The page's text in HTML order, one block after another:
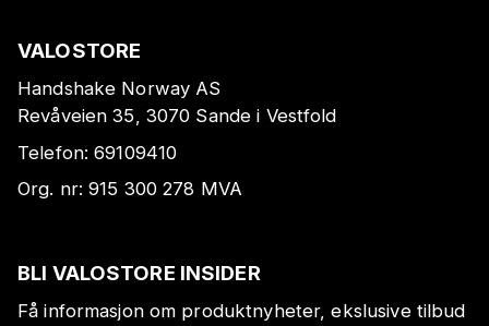
VALOSTORE
Handshake Norway AS
Revåveien 35, 3070 Sande i Vestfold
Telefon:69109410
Org. nr:915 300 278 MVA
BLI VALOSTORE INSIDER
Få informasjon om produktnyheter, ekslusive tilbud